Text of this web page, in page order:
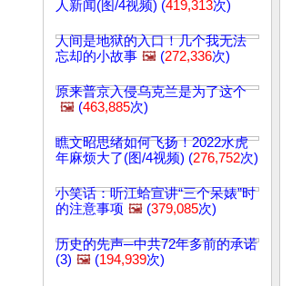
人新闻(图/4视频) (419,313次)
人间是地狱的入口！几个我无法
忘却的小故事 🖼️ (272,336次)
原来普京入侵乌克兰是为了这个
🖼️ (463,885次)
瞧文昭思绪如何飞扬！2022水虎
年麻烦大了(图/4视频) (276,752次)
小笑话：听江蛤宣讲“三个呆婊”时
的注意事项 🖼️ (379,085次)
历史的先声─中共72年多前的承诺
(3) 🖼️ (194,939次)